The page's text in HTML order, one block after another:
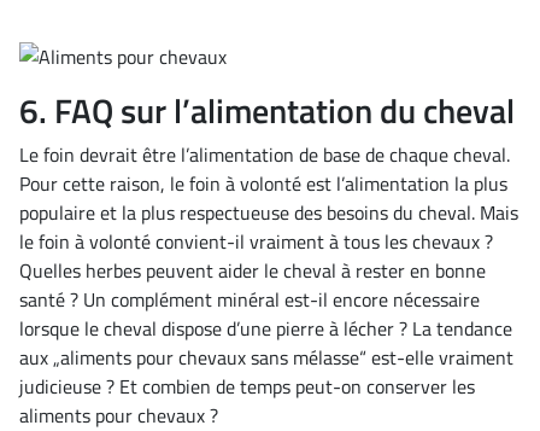
6. FAQ sur l’alimentation du cheval
Le foin devrait être l’alimentation de base de chaque cheval.
Pour cette raison, le foin à volonté est l’alimentation la plus
populaire et la plus respectueuse des besoins du cheval. Mais
le foin à volonté convient-il vraiment à tous les chevaux ?
Quelles herbes peuvent aider le cheval à rester en bonne
santé ? Un complément minéral est-il encore nécessaire
lorsque le cheval dispose d’une pierre à lécher ? La tendance
aux „aliments pour chevaux sans mélasse“ est-elle vraiment
judicieuse ? Et combien de temps peut-on conserver les
aliments pour chevaux ?